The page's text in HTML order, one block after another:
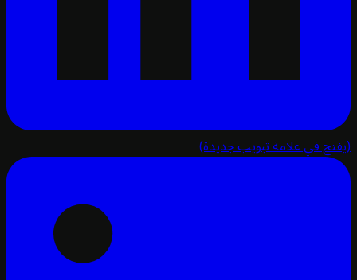
في علامة تبويب جديدة)